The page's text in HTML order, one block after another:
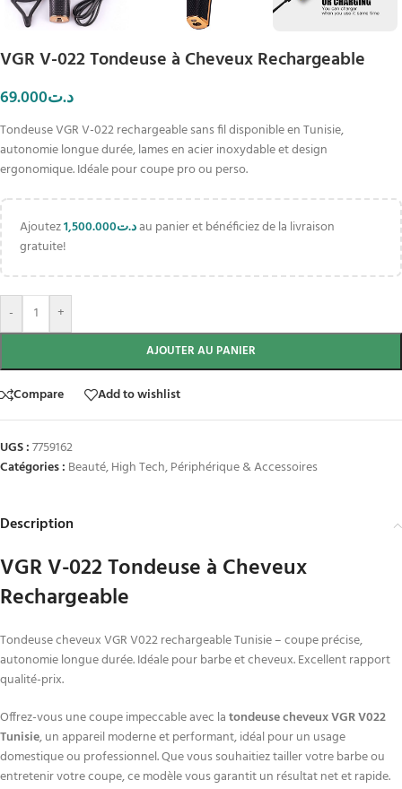
VGR V-022 Tondeuse à Cheveux Rechargeable
د.ت69.000
Tondeuse VGR V-022 rechargeable sans fil disponible en Tunisie,
autonomie longue durée, lames en acier inoxydable et design
ergonomique. Idéale pour coupe pro ou perso.
Ajoutez د.ت1,500.000
au panier et bénéficiez de la livraison
gratuite!
- +
AJOUTER AU PANIER
Compare Add to wishlist
UGS :7759162
Catégories : Beauté,High Tech,Périphérique & Accessoires
Description
VGR V-022 Tondeuse à Cheveux
Rechargeable
Tondeuse cheveux VGR V022 rechargeable Tunisie – coupe précise,
autonomie longue durée. Idéale pour barbe et cheveux. Excellent rapport
qualité-prix.
Offrez-vous une coupe impeccable avec latondeuse cheveux VGR V022
Tunisie, un appareil moderne et performant, idéal pour un usage
domestique ou professionnel. Que vous souhaitiez tailler votre barbe ou
entretenir votre coupe, ce modèle vous garantit un résultat net et rapide.